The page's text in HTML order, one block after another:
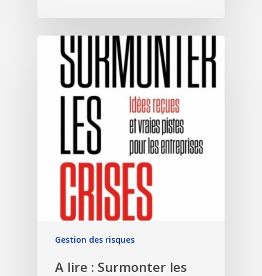
Gestion des risques
A lire : Surmonter les